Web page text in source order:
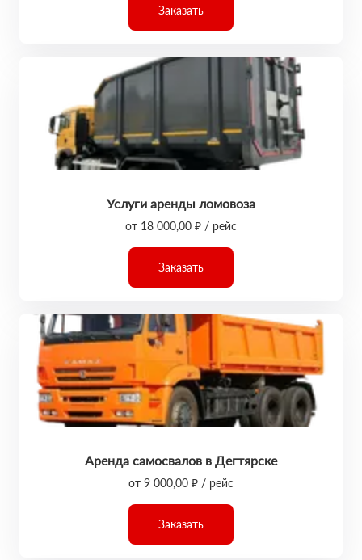
Заказать
Услуги аренды ломовоза
от 18 000,00 ₽ / рейс
Заказать
Аренда самосвалов в Дегтярске
от 9 000,00 ₽ / рейс
Заказать